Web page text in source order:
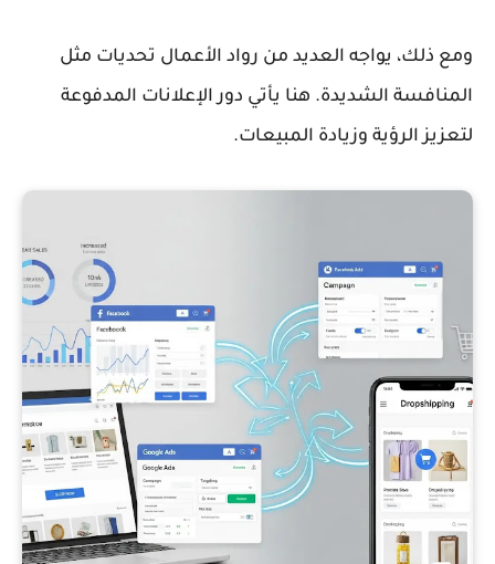
ومع ذلك، يواجه العديد من رواد الأعمال تحديات مثل
المنافسة الشديدة. هنا يأتي دور الإعلانات المدفوعة
لتعزيز الرؤية وزيادة المبيعات.